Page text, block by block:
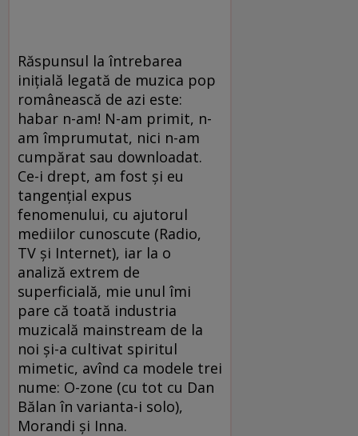
Răspunsul la întrebarea
iniţială legată de muzica pop
românească de azi este:
habar n-am! N-am primit, n-
am împrumutat, nici n-am
cumpărat sau downloadat.
Ce-i drept, am fost şi eu
tangenţial expus
fenomenului, cu ajutorul
mediilor cunoscute (Radio,
TV şi Internet), iar la o
analiză extrem de
superficială, mie unul îmi
pare că toată industria
muzicală mainstream de la
noi şi-a cultivat spiritul
mimetic, avînd ca modele trei
nume: O-zone (cu tot cu Dan
Bălan în varianta-i solo),
Morandi şi Inna.